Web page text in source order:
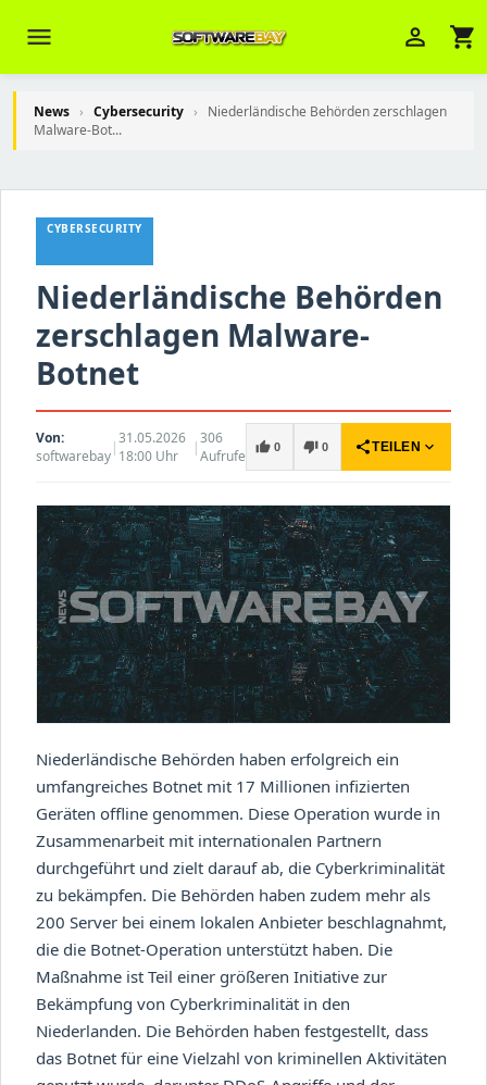
menu person_outline shopping_cart
News › Cybersecurity ›
Niederländische Behörden zerschlagen
Malware-Bot...
CYBERSECURITY
Niederländische Behörden
zerschlagen Malware-
Botnet
Von:
softwarebay|31.05.2026
18:00 Uhr
|306
Aufrufe
thumb_up 0 thumb_down 0 shareTEILEN expand_more
Niederländische Behörden haben erfolgreich ein
umfangreiches Botnet mit 17 Millionen infizierten
Geräten offline genommen. Diese Operation wurde in
Zusammenarbeit mit internationalen Partnern
durchgeführt und zielt darauf ab, die Cyberkriminalität
zu bekämpfen. Die Behörden haben zudem mehr als
200 Server bei einem lokalen Anbieter beschlagnahmt,
die die Botnet-Operation unterstützt haben. Die
Maßnahme ist Teil einer größeren Initiative zur
Bekämpfung von Cyberkriminalität in den
Niederlanden. Die Behörden haben festgestellt, dass
das Botnet für eine Vielzahl von kriminellen Aktivitäten
Brasov
z. B. Ihre Bestellnummer (z.B.
S24DXG9F8JK2) nennen.